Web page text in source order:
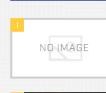
1